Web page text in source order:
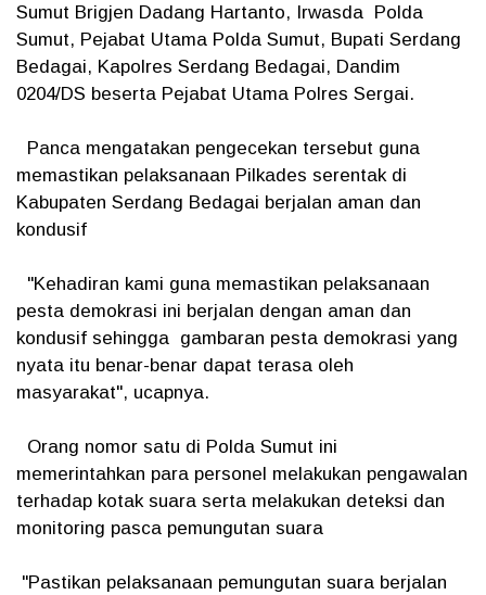
Sumut Brigjen Dadang Hartanto, Irwasda Polda
Sumut, Pejabat Utama Polda Sumut, Bupati Serdang
Bedagai, Kapolres Serdang Bedagai, Dandim
0204/DS beserta Pejabat Utama Polres Sergai.
Panca mengatakan pengecekan tersebut guna
memastikan pelaksanaan Pilkades serentak di
Kabupaten Serdang Bedagai berjalan aman dan
kondusif
"Kehadiran kami guna memastikan pelaksanaan
pesta demokrasi ini berjalan dengan aman dan
kondusif sehingga gambaran pesta demokrasi yang
nyata itu benar-benar dapat terasa oleh
masyarakat", ucapnya.
Orang nomor satu di Polda Sumut ini
memerintahkan para personel melakukan pengawalan
terhadap kotak suara serta melakukan deteksi dan
monitoring pasca pemungutan suara
"Pastikan pelaksanaan pemungutan suara berjalan